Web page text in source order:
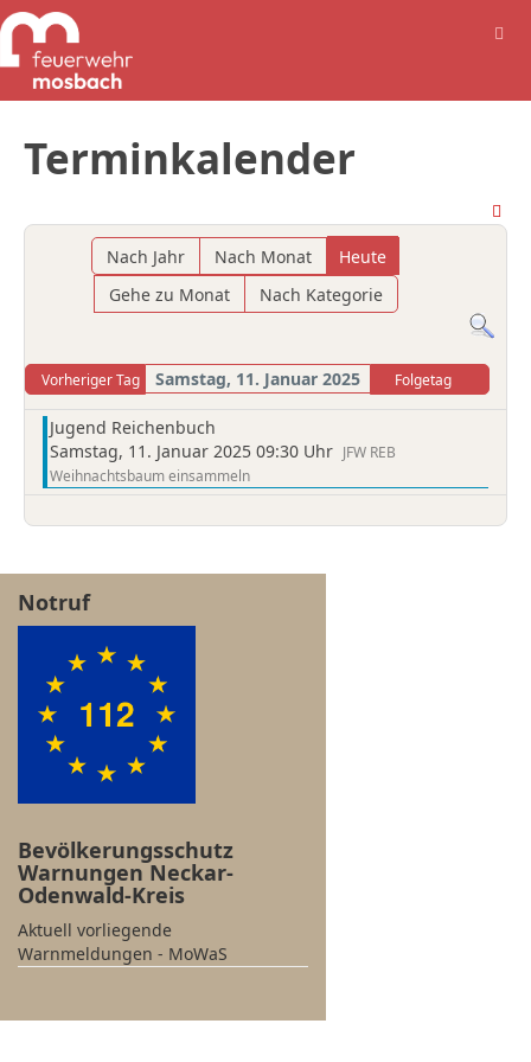
Terminkalender
Nach Jahr Nach Monat
Heute
Gehe zu Monat
Nach Kategorie
Vorheriger Tag Samstag, 11. Januar 2025 Folgetag
Jugend Reichenbuch
Samstag, 11. Januar 2025 09:30 Uhr JFW REB
Weihnachtsbaum einsammeln
Notruf
Bevölkerungsschutz
Warnungen Neckar-
Odenwald-Kreis
Aktuell vorliegende
Warnmeldungen - MoWaS